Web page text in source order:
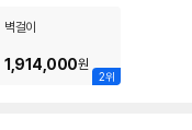
원
2위
벽걸이
1,914,000원